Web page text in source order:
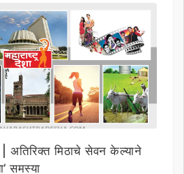
मिठाचे सेवन केल्याने
समस्या